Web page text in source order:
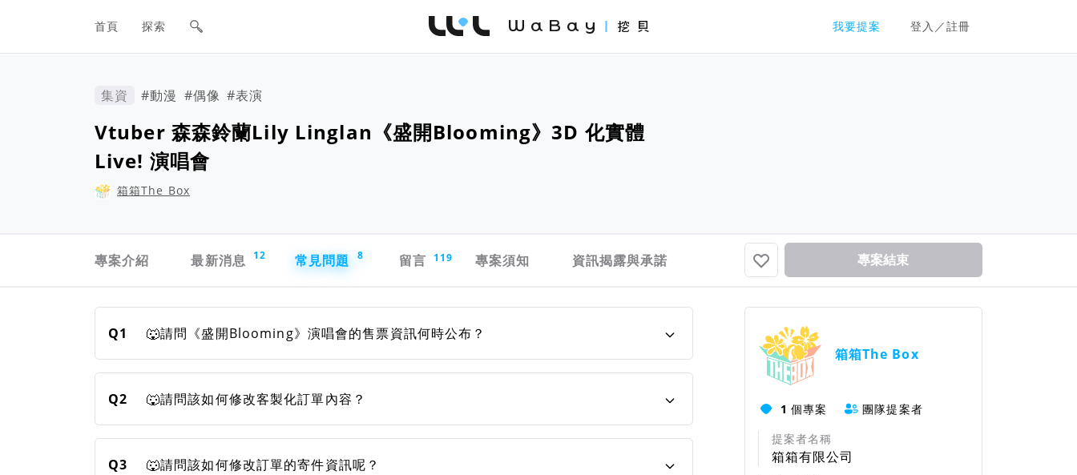
網站主要導航欄
首頁 探索 我要提案 登入／註冊
WaBay 挖貝 | 台灣最值得信賴的群眾集資 / 群眾募資平台
集資 #動漫 #偶像 #表演
Vtuber 森森鈴蘭Lily Linglan《盛開Blooming》3D 化實體
Live! 演唱會
箱箱The Box
專案介紹
最新消息 12 常見問題 8 留言 119 專案須知 資訊揭露與承諾 專案結束
Q1
🐺請問《盛開Blooming》演唱會的售票資訊何時公布？
Q2 🐺請問該如何修改客製化訂單內容？
Q3 🐺請問該如何修改訂單的寄件資訊呢？
箱箱The Box
1 個專案
團隊提案者
提案者名稱
箱箱有限公司